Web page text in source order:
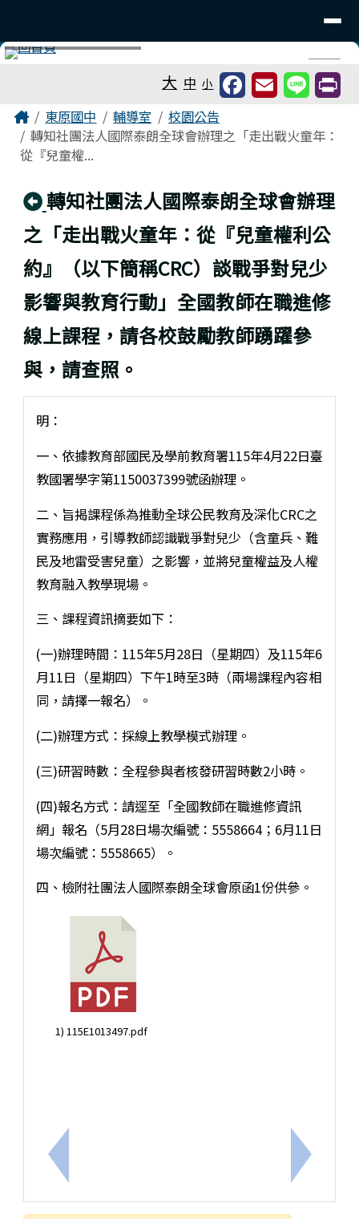
⏸
大 中 小
主內容區域
Home東原國中 輔導室
校園公告
轉知社團法人國際泰朗全球會辦理之「走出戰火童年：
從『兒童權...
回上頁
轉知社團法人國際泰朗全球會辦理
之「走出戰火童年：從『兒童權利公
約』（以下簡稱CRC）談戰爭對兒少
影響與教育行動」全國教師在職進修
線上課程，請各校鼓勵教師踴躍參
與，請查照。
上一筆：【特教研習】115年度臺南市情障中心辦理
明：
一、依據教育部國民及學前教育署115年4月22日臺
教國署學字第1150037399號函辦理。
二、旨揭課程係為推動全球公民教育及深化CRC之
實務應用，引導教師認識戰爭對兒少（含童兵、難
民及地雷受害兒童）之影響，並將兒童權益及人權
教育融入教學現場。
三、課程資訊摘要如下：
(一)辦理時間：115年5月28日（星期四）及115年6
月11日（星期四）下午1時至3時（兩場課程內容相
同，請擇一報名）。
(二)辦理方式：採線上教學模式辦理。
(三)研習時數：全程參與者核發研習時數2小時。
(四)報名方式：請逕至「全國教師在職進修資訊
網」報名（5月28日場次編號：5558664；6月11日
場次編號：5558665）。
四、檢附社團法人國際泰朗全球會原函1份供參。
1) 115E1013497.pdf
下一筆：
頁尾區域